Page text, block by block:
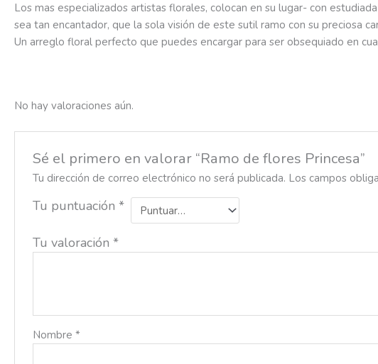
Los mas especializados artistas florales, colocan en su lugar- con
sea tan encantador, que la sola visión de este sutil ramo con su preciosa
Un arreglo floral perfecto que puedes encargar para ser obsequiado en
No hay valoraciones aún.
Sé el primero en valorar “Ramo de flores Princesa”
Tu dirección de correo electrónico no será publicada. Los campos
Tu puntuación*
Tu valoración*
Nombre*